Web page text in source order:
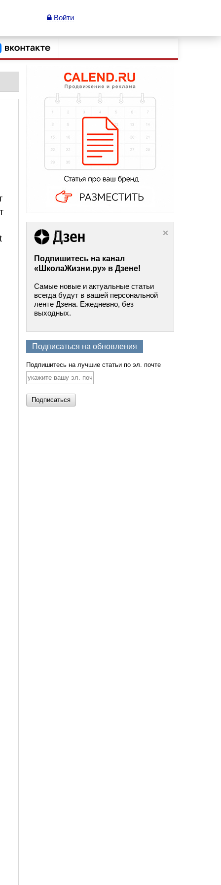
Войти
Подпишитесь на канал
«ШколаЖизни.ру» в Дзене!
Самые новые и актуальные статьи
всегда будут в вашей персональной
ленте Дзена. Ежедневно, без
выходных.
Подписаться на обновления
Подпишитесь на лучшие статьи по эл. почте